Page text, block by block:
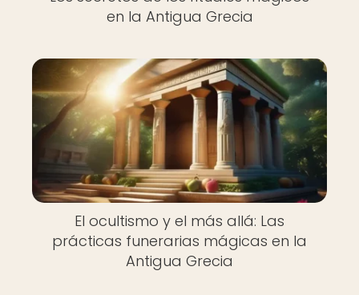
en la Antigua Grecia
El ocultismo y el más allá: Las
prácticas funerarias mágicas en la
Antigua Grecia